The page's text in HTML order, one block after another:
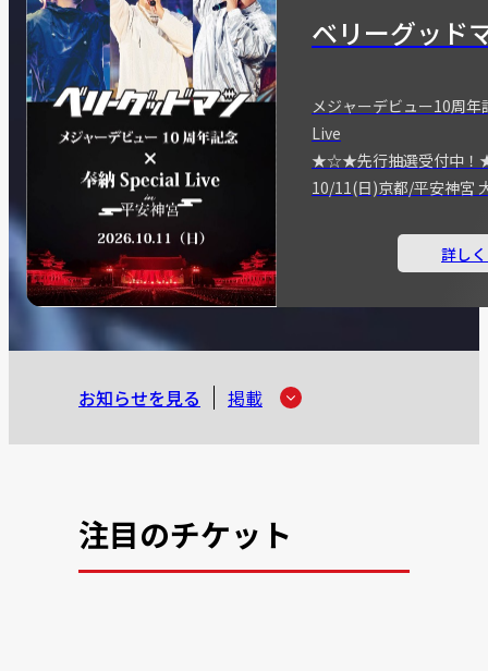
ベリーグッド
メジャーデビュー10周
Live
★☆★先行抽選受付中
10/11(日)京都/平安神宮
詳し
お知らせを見る 掲載
注目のチケット